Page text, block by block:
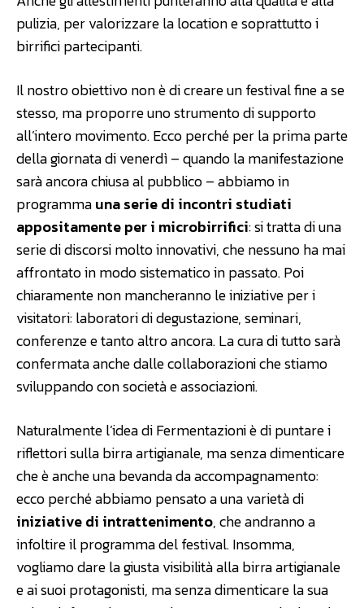
pulizia, per valorizzare la location e soprattutto i
birrifici partecipanti.
Il nostro obiettivo non è di creare un festival fine a se
stesso, ma proporre uno strumento di supporto
all’intero movimento. Ecco perché per la prima parte
della giornata di venerdì – quando la manifestazione
sarà ancora chiusa al pubblico – abbiamo in
programmauna serie di incontri studiati
appositamente per i microbirrifici: si tratta di una
serie di discorsi molto innovativi, che nessuno ha mai
affrontato in modo sistematico in passato. Poi
chiaramente non mancheranno le iniziative per i
visitatori: laboratori di degustazione, seminari,
conferenze e tanto altro ancora. La cura di tutto sarà
confermata anche dalle collaborazioni che stiamo
sviluppando con società e associazioni.
Naturalmente l’idea di Fermentazioni è di puntare i
riflettori sulla birra artigianale, ma senza dimenticare
che è anche una bevanda da accompagnamento:
ecco perché abbiamo pensato a una varietà di
iniziative di intrattenimento, che andranno a
infoltire il programma del festival. Insomma,
vogliamo dare la giusta visibilità alla birra artigianale
e ai suoi protagonisti, ma senza dimenticare la sua